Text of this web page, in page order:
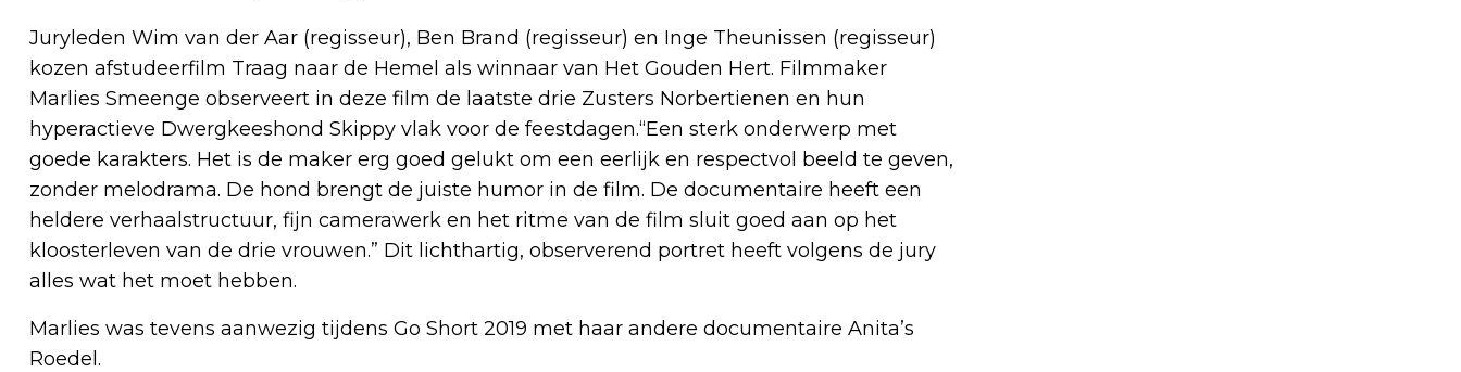
Juryleden Wim van der Aar (regisseur), Ben Brand (regisseur) en Inge Theunissen (regisseur)
kozen afstudeerfilm Traag naar de Hemel als winnaar van Het Gouden Hert. Filmmaker
Marlies Smeenge observeert in deze film de laatste drie Zusters Norbertienen en hun
hyperactieve Dwergkeeshond Skippy vlak voor de feestdagen.“Een sterk onderwerp met
goede karakters. Het is de maker erg goed gelukt om een eerlijk en respectvol beeld te geven,
zonder melodrama. De hond brengt de juiste humor in de film. De documentaire heeft een
heldere verhaalstructuur, fijn camerawerk en het ritme van de film sluit goed aan op het
kloosterleven van de drie vrouwen.” Dit lichthartig, observerend portret heeft volgens de jury
alles wat het moet hebben.
Marlies was tevens aanwezig tijdens Go Short 2019 met haar andere documentaire Anita’s
Roedel.